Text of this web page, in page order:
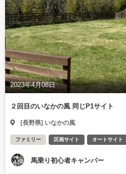
2023年4月08日
２回目のいなかの風 同じP1サイト
[長野県] いなかの風
ファミリー 区画サイト オートサイト
馬乗り初心者キャンパー